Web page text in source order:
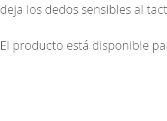
deja los dedos sensibles al
El producto está disponible